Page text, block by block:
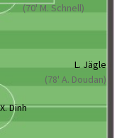
(70' M. Schnell)
L. Jägle
(78' A. Doudan)
X. Dinh